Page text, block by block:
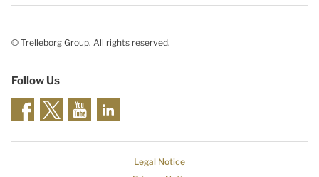
© Trelleborg Group. All rights reserved.
Follow Us
Legal Notice